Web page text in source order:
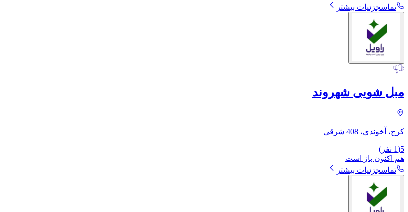
تماسجزئیات بیشتر
مبل شویی شهروند
کرج، آخوندی، 408 شرقی
5
(
1 نفر)
هم اکنون باز است
تماسجزئیات بیشتر